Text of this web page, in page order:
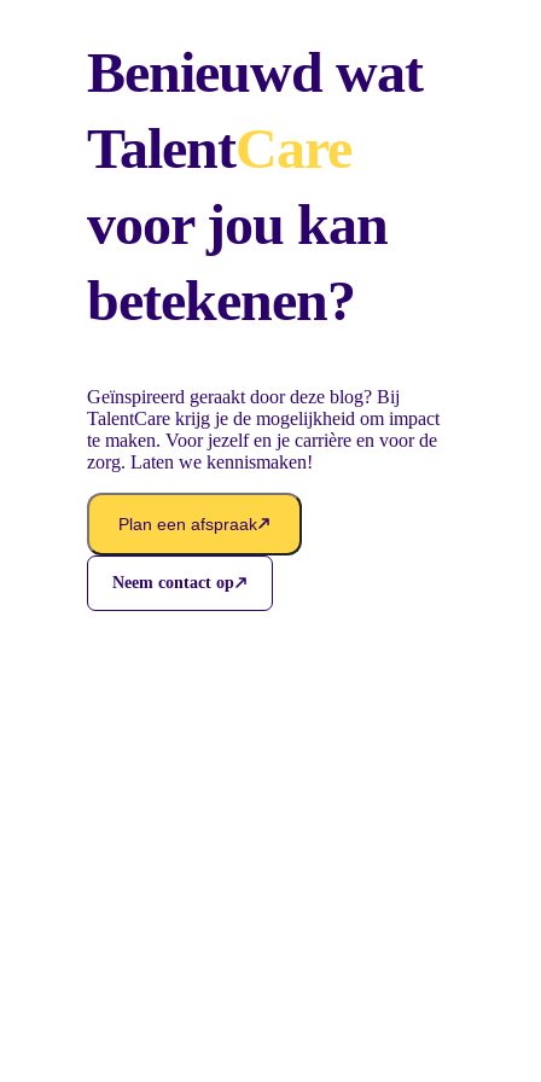
Benieuwd wat
TalentCare
voor jou kan
betekenen?
Geïnspireerd geraakt door deze blog? Bij
TalentCare krijg je de mogelijkheid om impact
te maken. Voor jezelf en je carrière en voor de
zorg. Laten we kennismaken!
Plan een afspraak
Neem contact op